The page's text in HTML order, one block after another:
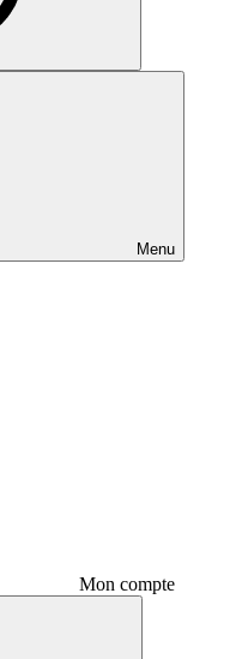
Menu
Mon compte